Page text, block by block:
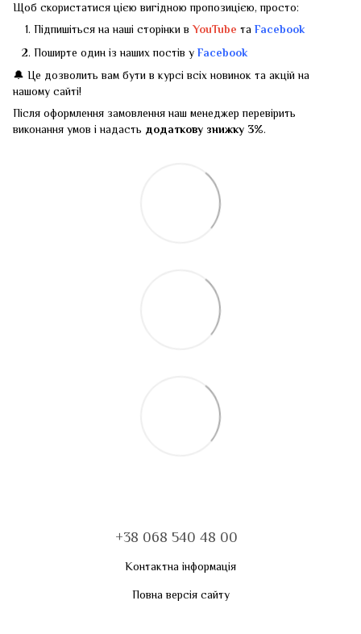
Щоб скористатися цією вигідною пропозицією, просто:
Підпишіться на наші сторінки вYouTube та Facebook
Поширте один із наших постів у Facebook
🔔 Це дозволить вам бути в курсі всіх новинок та акцій на
нашому сайті!
Після оформлення замовлення наш менеджер перевірить
виконання умов і надасть додаткову знижку 3%.
+38 068 540 48 00
Контактна інформація
Повна версія сайту